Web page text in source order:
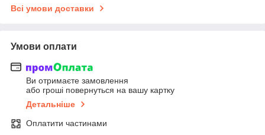
Всі умови доставки
Умови оплати
Ви отримаєте замовлення
або гроші повернуться на вашу картку
Детальніше
Оплатити частинами